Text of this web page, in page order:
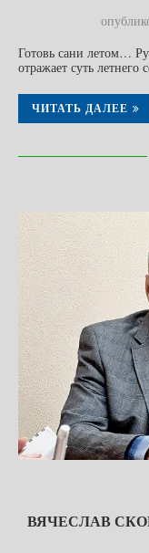
Готовь сани летом…
отражает суть летнего
ЧИТАТЬ ДАЛЕЕ
ВЯЧЕСЛАВ